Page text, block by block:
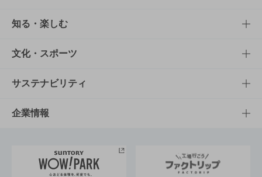
商品TOP
商品一覧
商品発売情報
栄養成分一覧
知る・楽しむ
知る・楽しむTOP
キャンペーン
工場見学
地域情報
文化・スポーツ
文化・スポーツTOP
サントリーホール
サントリーサンバーズ大阪
サステナビリティ
サステナビリティTOP
サントリーが考えるサステナビリティ経営
企業情報
企業概要